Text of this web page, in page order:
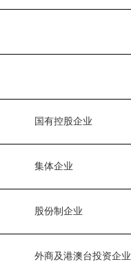
国有控股企业
集体企业
股份制企业
外商及港澳台投资企业